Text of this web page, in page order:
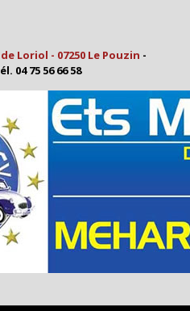
Loriol - 07250 Le Pouzin -
04 75 56 66 58